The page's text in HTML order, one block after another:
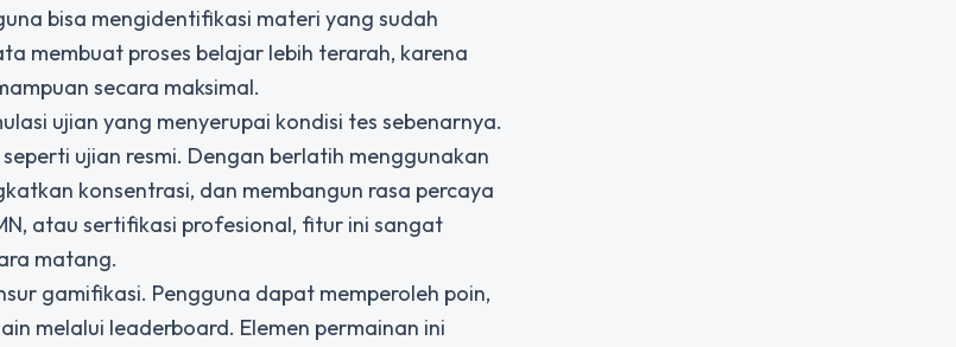
bisa mengidentifikasi materi yang sudah
membuat proses belajar lebih terarah, karena
secara maksimal.
ujian yang menyerupai kondisi tes sebenarnya.
ujian resmi. Dengan berlatih menggunakan
konsentrasi, dan membangun rasa percaya
atau sertifikasi profesional, fitur ini sangat
matang.
gamifikasi. Pengguna dapat memperoleh poin,
melalui leaderboard. Elemen permainan ini